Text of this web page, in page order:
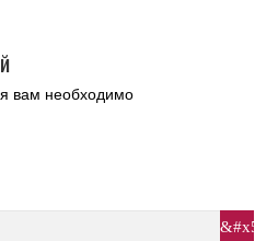
вам необходимо